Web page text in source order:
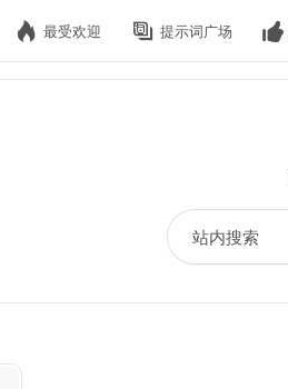
最受欢迎 提示词广场